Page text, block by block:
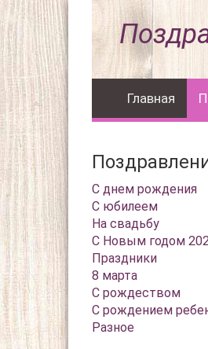
Главная
С днем рождения
С юбилеем
На свадьбу
С Новым годом
Праздники
8 марта
С рождеством
С рождением
Разное